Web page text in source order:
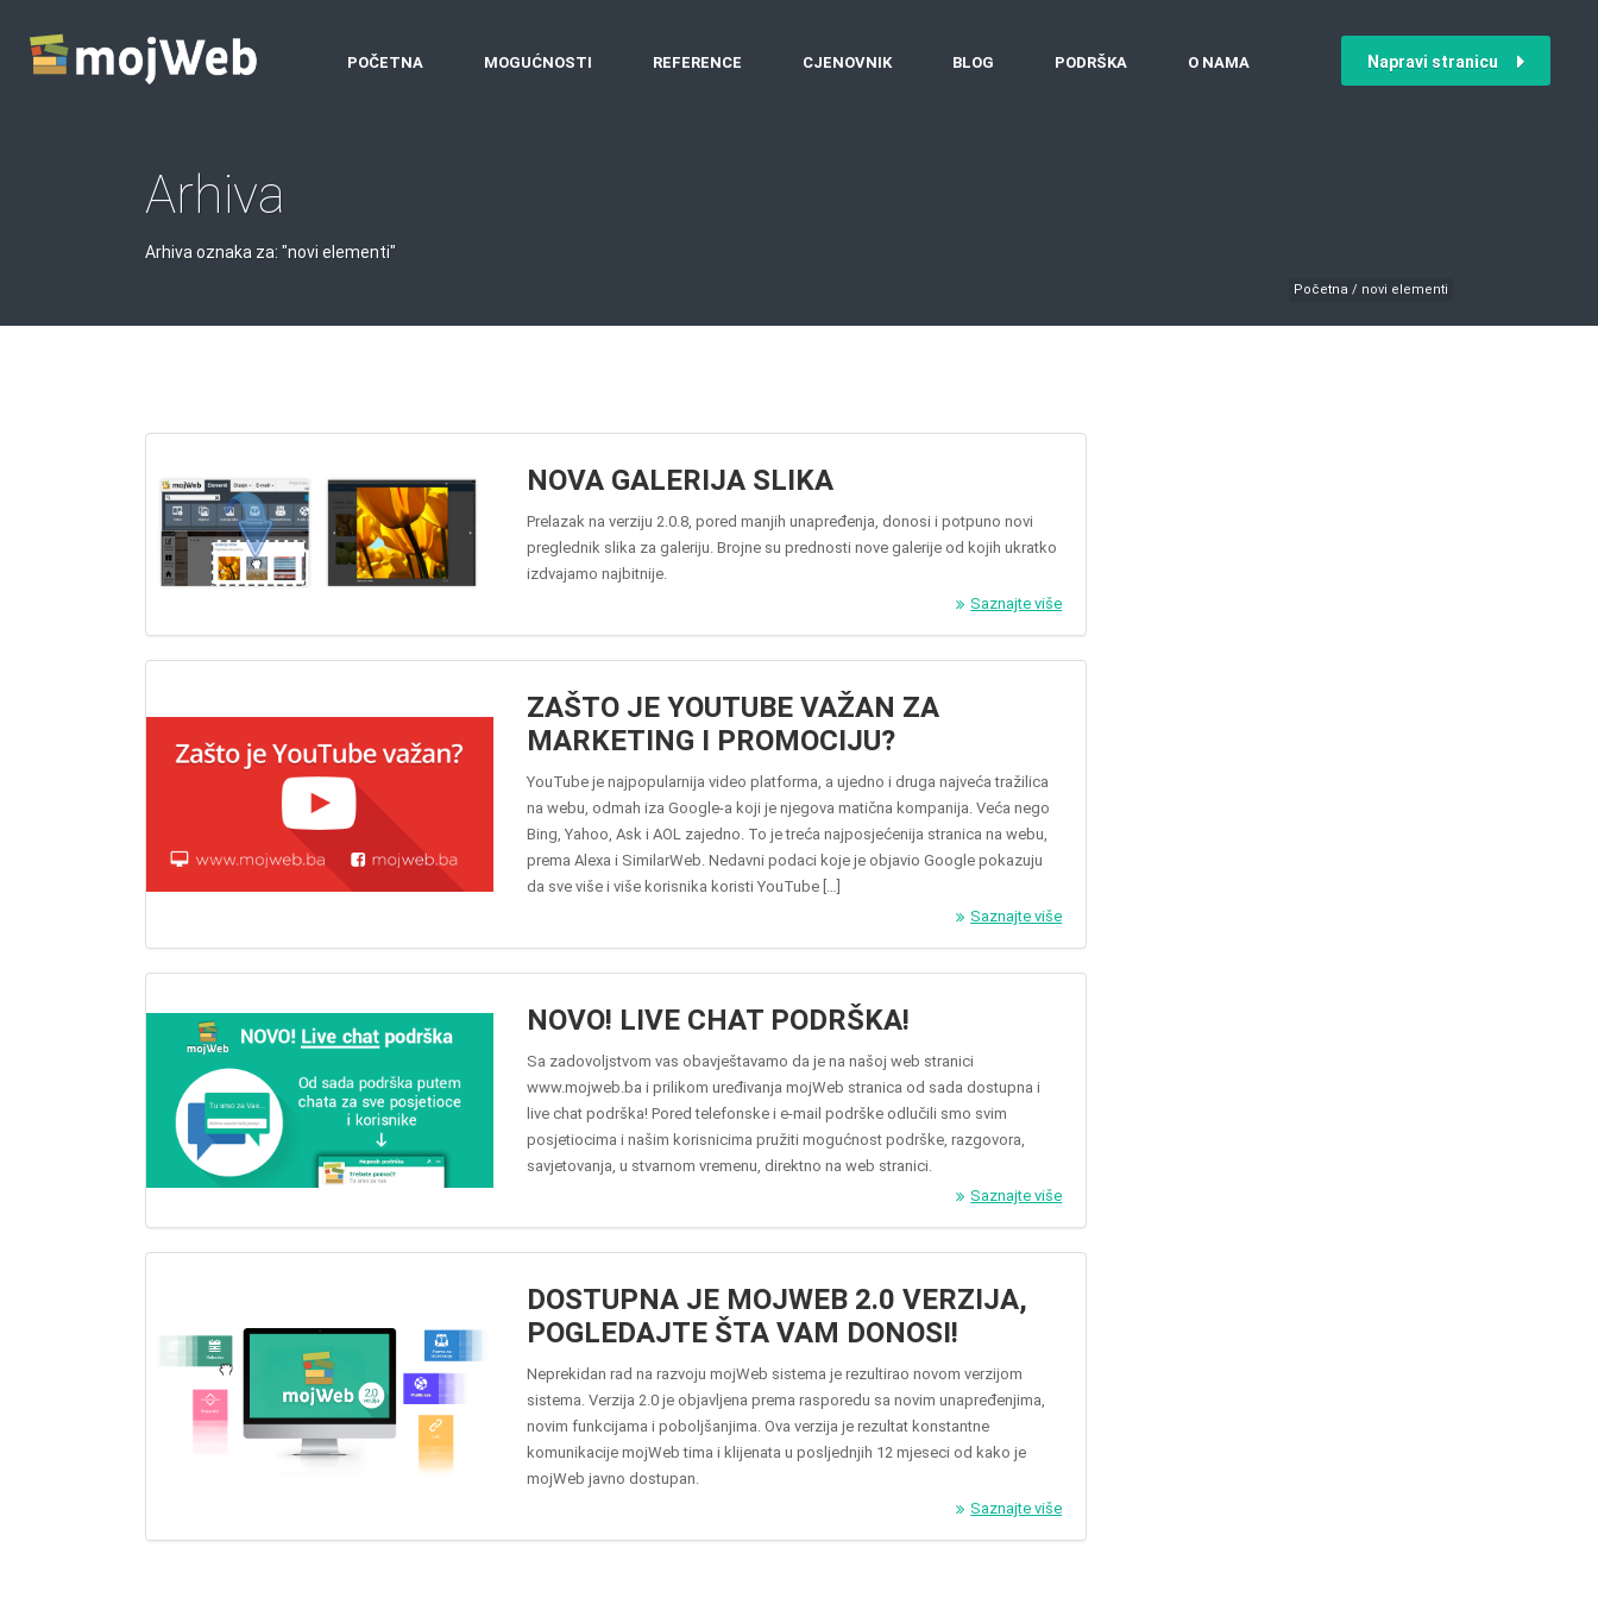
POČETNA MOGUĆNOSTI REFERENCE CJENOVNIK BLOG PODRŠKA O NAMA Napravi stranicu
Arhiva
Arhiva oznaka za: "novi elementi"
Početna / novi elementi
NOVA GALERIJA SLIKA
Prelazak na verziju 2.0.8, pored manjih unapređenja, donosi i potpuno novi
preglednik slika za galeriju. Brojne su prednosti nove galerije od kojih ukratko
izdvajamo najbitnije.
Saznajte više
ZAŠTO JE YOUTUBE VAŽAN ZA
MARKETING I PROMOCIJU?
YouTube je najpopularnija video platforma, a ujedno i druga najveća tražilica
na webu, odmah iza Google-a koji je njegova matična kompanija. Veća nego
Bing, Yahoo, Ask i AOL zajedno. To je treća najposjećenija stranica na webu,
prema Alexa i SimilarWeb. Nedavni podaci koje je objavio Google pokazuju
da sve više i više korisnika koristi YouTube […]
Saznajte više
NOVO! LIVE CHAT PODRŠKA!
Sa zadovoljstvom vas obavještavamo da je na našoj web stranici
www.mojweb.ba i prilikom uređivanja mojWeb stranica od sada dostupna i
live chat podrška! Pored telefonske i e-mail podrške odlučili smo svim
posjetiocima i našim korisnicima pružiti mogućnost podrške, razgovora,
savjetovanja, u stvarnom vremenu, direktno na web stranici.
Saznajte više
DOSTUPNA JE MOJWEB 2.0 VERZIJA,
POGLEDAJTE ŠTA VAM DONOSI!
Neprekidan rad na razvoju mojWeb sistema je rezultirao novom verzijom
sistema. Verzija 2.0 je objavljena prema rasporedu sa novim unapređenjima,
novim funkcijama i poboljšanjima. Ova verzija je rezultat konstantne
komunikacije mojWeb tima i klijenata u posljednjih 12 mjeseci od kako je
mojWeb javno dostupan.
Saznajte više